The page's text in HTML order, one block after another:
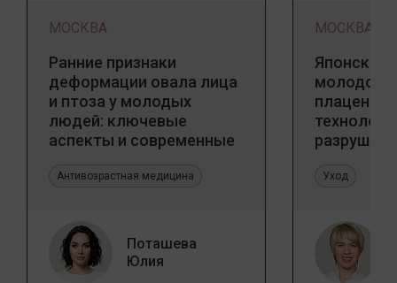
МОСКВА
Ранние признаки
деформации овала лица
и птоза у молодых
людей: ключевые
аспекты и современные
Антивозрастная медицина
Поташева
Юлия
МОСКВА
Японский
Уход